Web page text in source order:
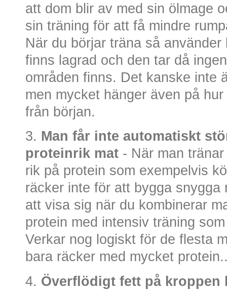
att dom blir av med sin ölmage
sin träning för att få mindre
När du börjar träna så
finns lagrad och den tar då
områden finns. Det kanske inte
men mycket hänger även på
från början.
3. Man får inte automatiskt
proteinrik mat - När man
rik på protein som exempelvis
räcker inte för att bygga snygga
att visa sig när du kombinerar
protein med intensiv träning
Verkar nog logiskt för de flesta
bara räcker med mycket
4. Överflödigt fett på